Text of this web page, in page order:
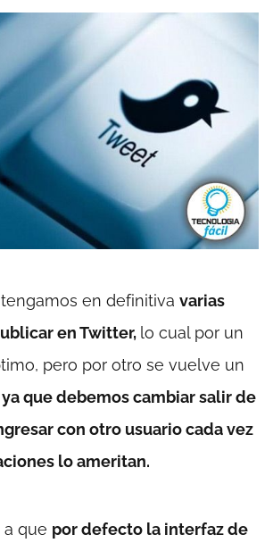
en definitiva varias
en Twitter, lo cual por un
pero por otro se vuelve un
ya que debemos cambiar salir de
con otro usuario cada vez
lo ameritan.
a que por defecto la interfaz de